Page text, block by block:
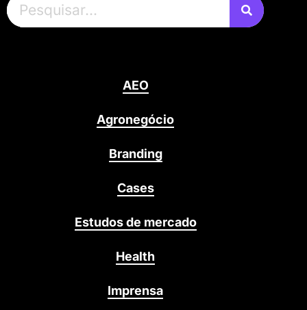
AEO
Agronegócio
Branding
Cases
Estudos de mercado
Health
Imprensa